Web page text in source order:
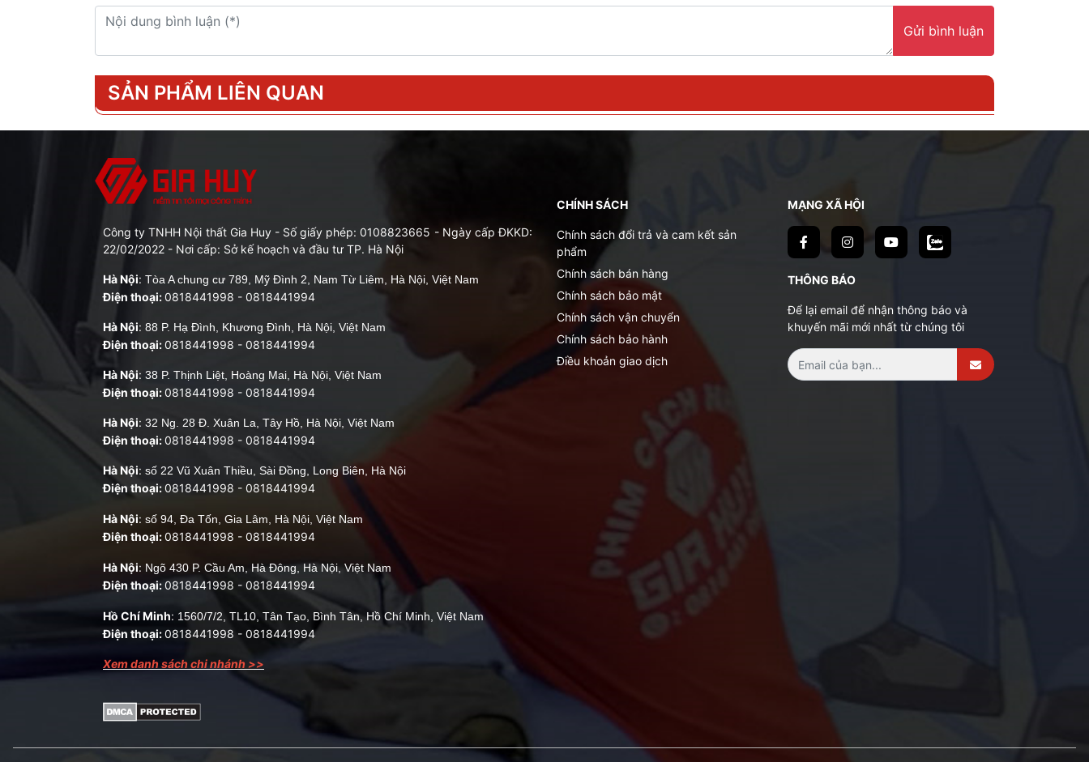
Gửi bình luận
SẢN PHẨM LIÊN QUAN
Công ty TNHH Nội thất Gia Huy - Số giấy phép: 0108823665 - Ngày cấp ĐKKD:
22/02/2022 - Nơi cấp: Sở kế hoạch và đầu tư TP. Hà Nội
Hà Nội: Tòa A chung cư 789, Mỹ Đình 2, Nam Từ Liêm, Hà Nội, Việt Nam
Điện thoại:0818441998 - 0818441994
Hà Nội: 88 P. Hạ Đình, Khương Đình, Hà Nội, Việt Nam
Điện thoại:0818441998 - 0818441994
Hà Nội: 38 P. Thịnh Liệt, Hoàng Mai, Hà Nội, Việt Nam
Điện thoại:0818441998 - 0818441994
Hà Nội: 32 Ng. 28 Đ. Xuân La, Tây Hồ, Hà Nội, Việt Nam
Điện thoại:0818441998 - 0818441994
Hà Nội: số 22 Vũ Xuân Thiều, Sài Đồng, Long Biên, Hà Nội
Điện thoại:0818441998 - 0818441994
Hà Nội: số 94, Đa Tốn, Gia Lâm, Hà Nội, Việt Nam
Điện thoại:0818441998 - 0818441994
Hà Nội: Ngõ 430 P. Cầu Am, Hà Đông, Hà Nội, Việt Nam
Điện thoại:0818441998 - 0818441994
Hồ Chí Minh: 1560/7/2, TL10, Tân Tạo, Bình Tân, Hồ Chí Minh, Việt Nam
Điện thoại:0818441998 - 0818441994
Xem danh sách chi nhánh >>
CHÍNH SÁCH
Chính sách đổi trả và cam kết sản
phẩm
Chính sách bán hàng
Chính sách bảo mật
Chính sách vận chuyển
Chính sách bảo hành
Điều khoản giao dịch
MẠNG XÃ HỘI
THÔNG BÁO
Để lại email để nhận thông báo và
khuyến mãi mới nhất từ chúng tôi